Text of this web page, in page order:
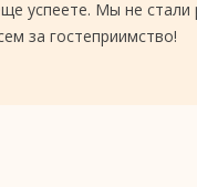
успеете. Мы не стали
за гостеприимство!